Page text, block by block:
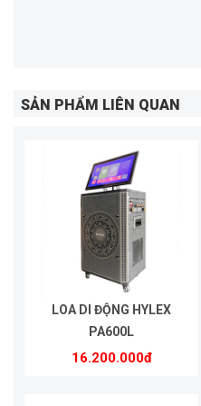
SẢN PHẨM LIÊN QUAN
LOA DI ĐỘNG HYLEX
PA600L
16.200.000đ